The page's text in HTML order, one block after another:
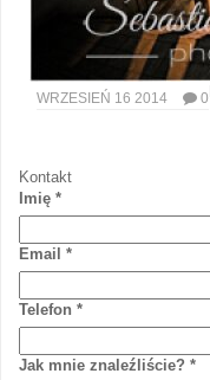
WRZESIEŃ 16 2014 0
Kontakt
Imię *
Email *
Telefon *
Jak mnie znaleźliście? *